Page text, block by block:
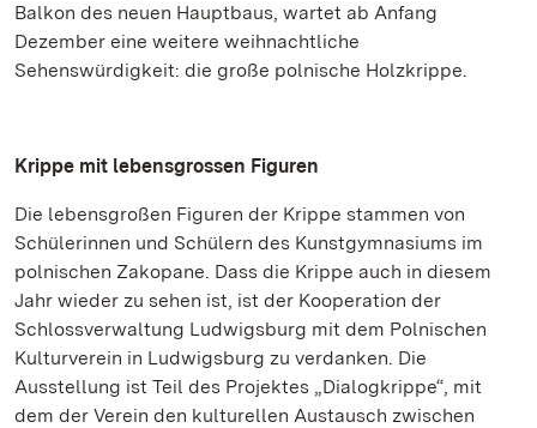
Balkon des neuen Hauptbaus, wartet ab Anfang
Dezember eine weitere weihnachtliche
Sehenswürdigkeit: die große polnische Holzkrippe.
Krippe mit lebensgrossen Figuren
Die lebensgroßen Figuren der Krippe stammen von
Schülerinnen und Schülern des Kunstgymnasiums im
polnischen Zakopane. Dass die Krippe auch in diesem
Jahr wieder zu sehen ist, ist der Kooperation der
Schlossverwaltung Ludwigsburg mit dem Polnischen
Kulturverein in Ludwigsburg zu verdanken. Die
Ausstellung ist Teil des Projektes „Dialogkrippe“, mit
dem der Verein den kulturellen Austausch zwischen